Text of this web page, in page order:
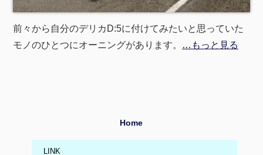
前々から自分のデリカD:5に付けてみたいと思っていた
モノのひとつにオーニングがあります。
…もっと見る
Home
LINK